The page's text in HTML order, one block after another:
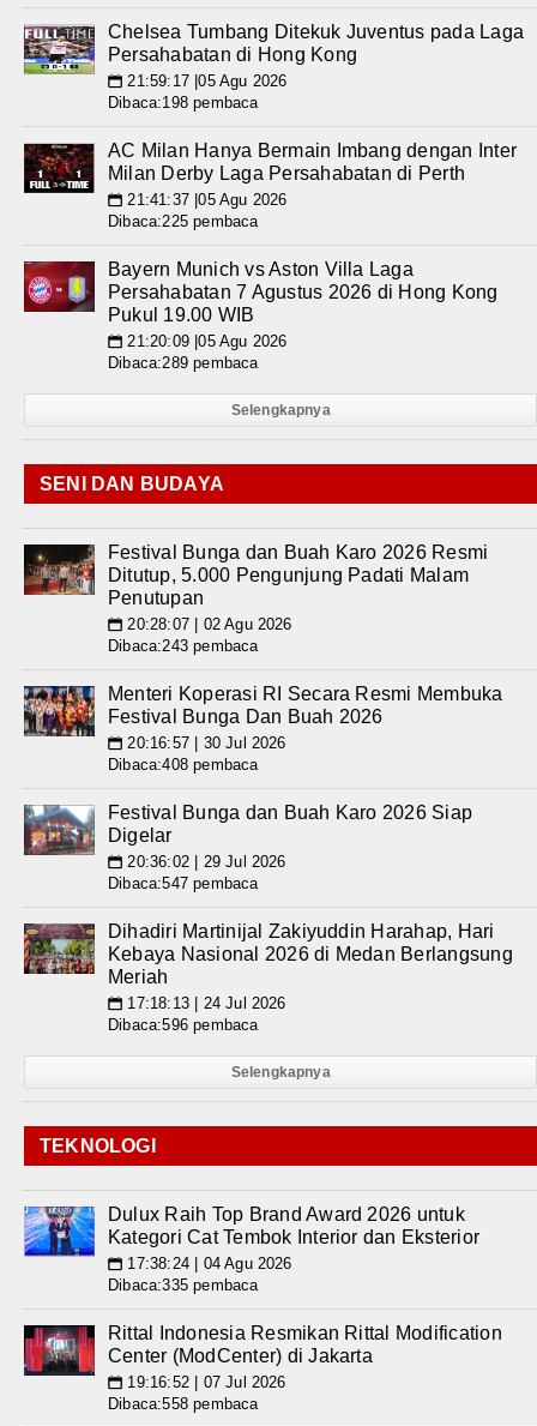
Chelsea Tumbang Ditekuk Juventus pada Laga
Persahabatan di Hong Kong
📅 21:59:17 |05 Agu 2026
Dibaca:198 pembaca
AC Milan Hanya Bermain Imbang dengan Inter
Milan Derby Laga Persahabatan di Perth
📅 21:41:37 |05 Agu 2026
Dibaca:225 pembaca
Bayern Munich vs Aston Villa Laga
Persahabatan 7 Agustus 2026 di Hong Kong
Pukul 19.00 WIB
📅 21:20:09 |05 Agu 2026
Dibaca:289 pembaca
Selengkapnya
SENI DAN BUDAYA
Festival Bunga dan Buah Karo 2026 Resmi
Ditutup, 5.000 Pengunjung Padati Malam
Penutupan
📅 20:28:07 | 02 Agu 2026
Dibaca:243 pembaca
Menteri Koperasi RI Secara Resmi Membuka
Festival Bunga Dan Buah 2026
📅 20:16:57 | 30 Jul 2026
Dibaca:408 pembaca
Festival Bunga dan Buah Karo 2026 Siap
Digelar
📅 20:36:02 | 29 Jul 2026
Dibaca:547 pembaca
Dihadiri Martinijal Zakiyuddin Harahap, Hari
Kebaya Nasional 2026 di Medan Berlangsung
Meriah
📅 17:18:13 | 24 Jul 2026
Dibaca:596 pembaca
Selengkapnya
TEKNOLOGI
Dulux Raih Top Brand Award 2026 untuk
Kategori Cat Tembok Interior dan Eksterior
📅 17:38:24 | 04 Agu 2026
Dibaca:335 pembaca
Rittal Indonesia Resmikan Rittal Modification
Center (ModCenter) di Jakarta
📅 19:16:52 | 07 Jul 2026
Dibaca:558 pembaca